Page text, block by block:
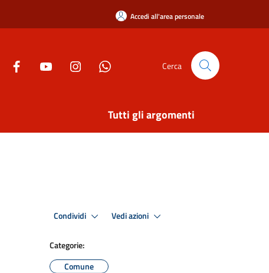
Accedi all'area personale
Cerca
Tutti gli argomenti
Condividi Vedi azioni
Categorie:
Comune